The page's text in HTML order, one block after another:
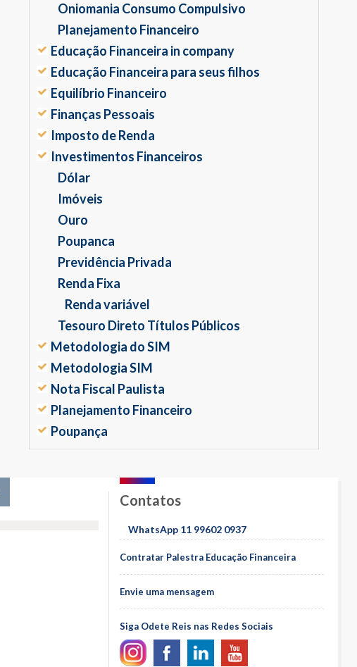
Oniomania Consumo Compulsivo
Planejamento Financeiro
Educação Financeira in company
Educação Financeira para seus filhos
Equilíbrio Financeiro
Finanças Pessoais
Imposto de Renda
Investimentos Financeiros
Dólar
Imóveis
Ouro
Poupanca
Previdência Privada
Renda Fixa
Renda variável
Tesouro Direto Títulos Públicos
Metodologia do SIM
Metodologia SIM
Nota Fiscal Paulista
Planejamento Financeiro
Poupança
Contatos
WhatsApp 11 99602 0937
Contratar Palestra Educação Financeira
Envie uma mensagem
Siga Odete Reis nas Redes Sociais